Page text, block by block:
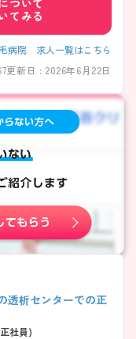
てみる
病院 求人一覧はこちら
更新日 : 2026年6月22日
透析センターでの正
社員)